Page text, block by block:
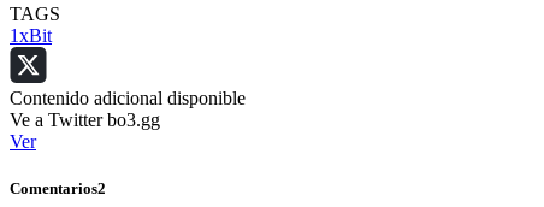
TAGS
1xBit
Contenido adicional disponible
Ve a Twitter bo3.gg
Ver
Comentarios2